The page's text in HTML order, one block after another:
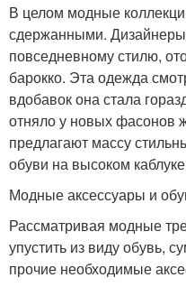
В целом модные
сдержанными.
повседневному стилю,
барокко. Эта одежда
вдобавок она стала
отняло у новых фасонов
предлагают массу
обуви на высоком
Модные аксессуары и
Рассматривая модные
упустить из виду обувь,
прочие необходимые